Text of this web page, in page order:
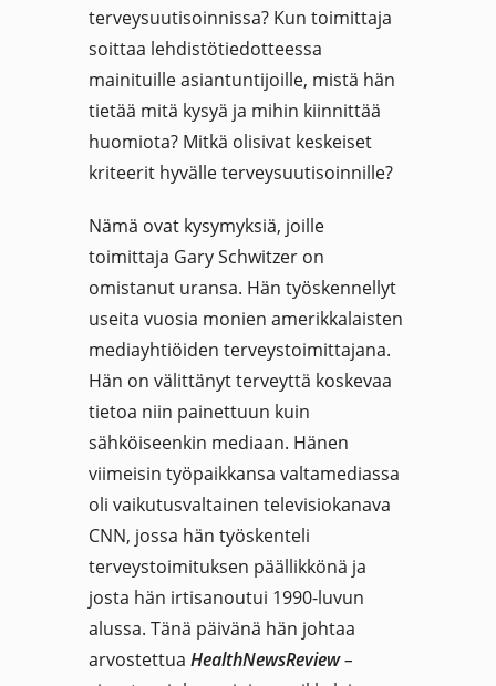
terveysuutisoinnissa? Kun toimittaja
soittaa lehdistötiedotteessa
mainituille asiantuntijoille, mistä hän
tietää mitä kysyä ja mihin kiinnittää
huomiota? Mitkä olisivat keskeiset
kriteerit hyvälle terveysuutisoinnille?
Nämä ovat kysymyksiä, joille
toimittaja Gary Schwitzer on
omistanut uransa. Hän työskennellyt
useita vuosia monien amerikkalaisten
mediayhtiöiden terveystoimittajana.
Hän on välittänyt terveyttä koskevaa
tietoa niin painettuun kuin
sähköiseenkin mediaan. Hänen
viimeisin työpaikkansa valtamediassa
oli vaikutusvaltainen televisiokanava
CNN, jossa hän työskenteli
terveystoimituksen päällikkönä ja
josta hän irtisanoutui 1990-luvun
alussa. Tänä päivänä hän johtaa
arvostettua HealthNewsReview–